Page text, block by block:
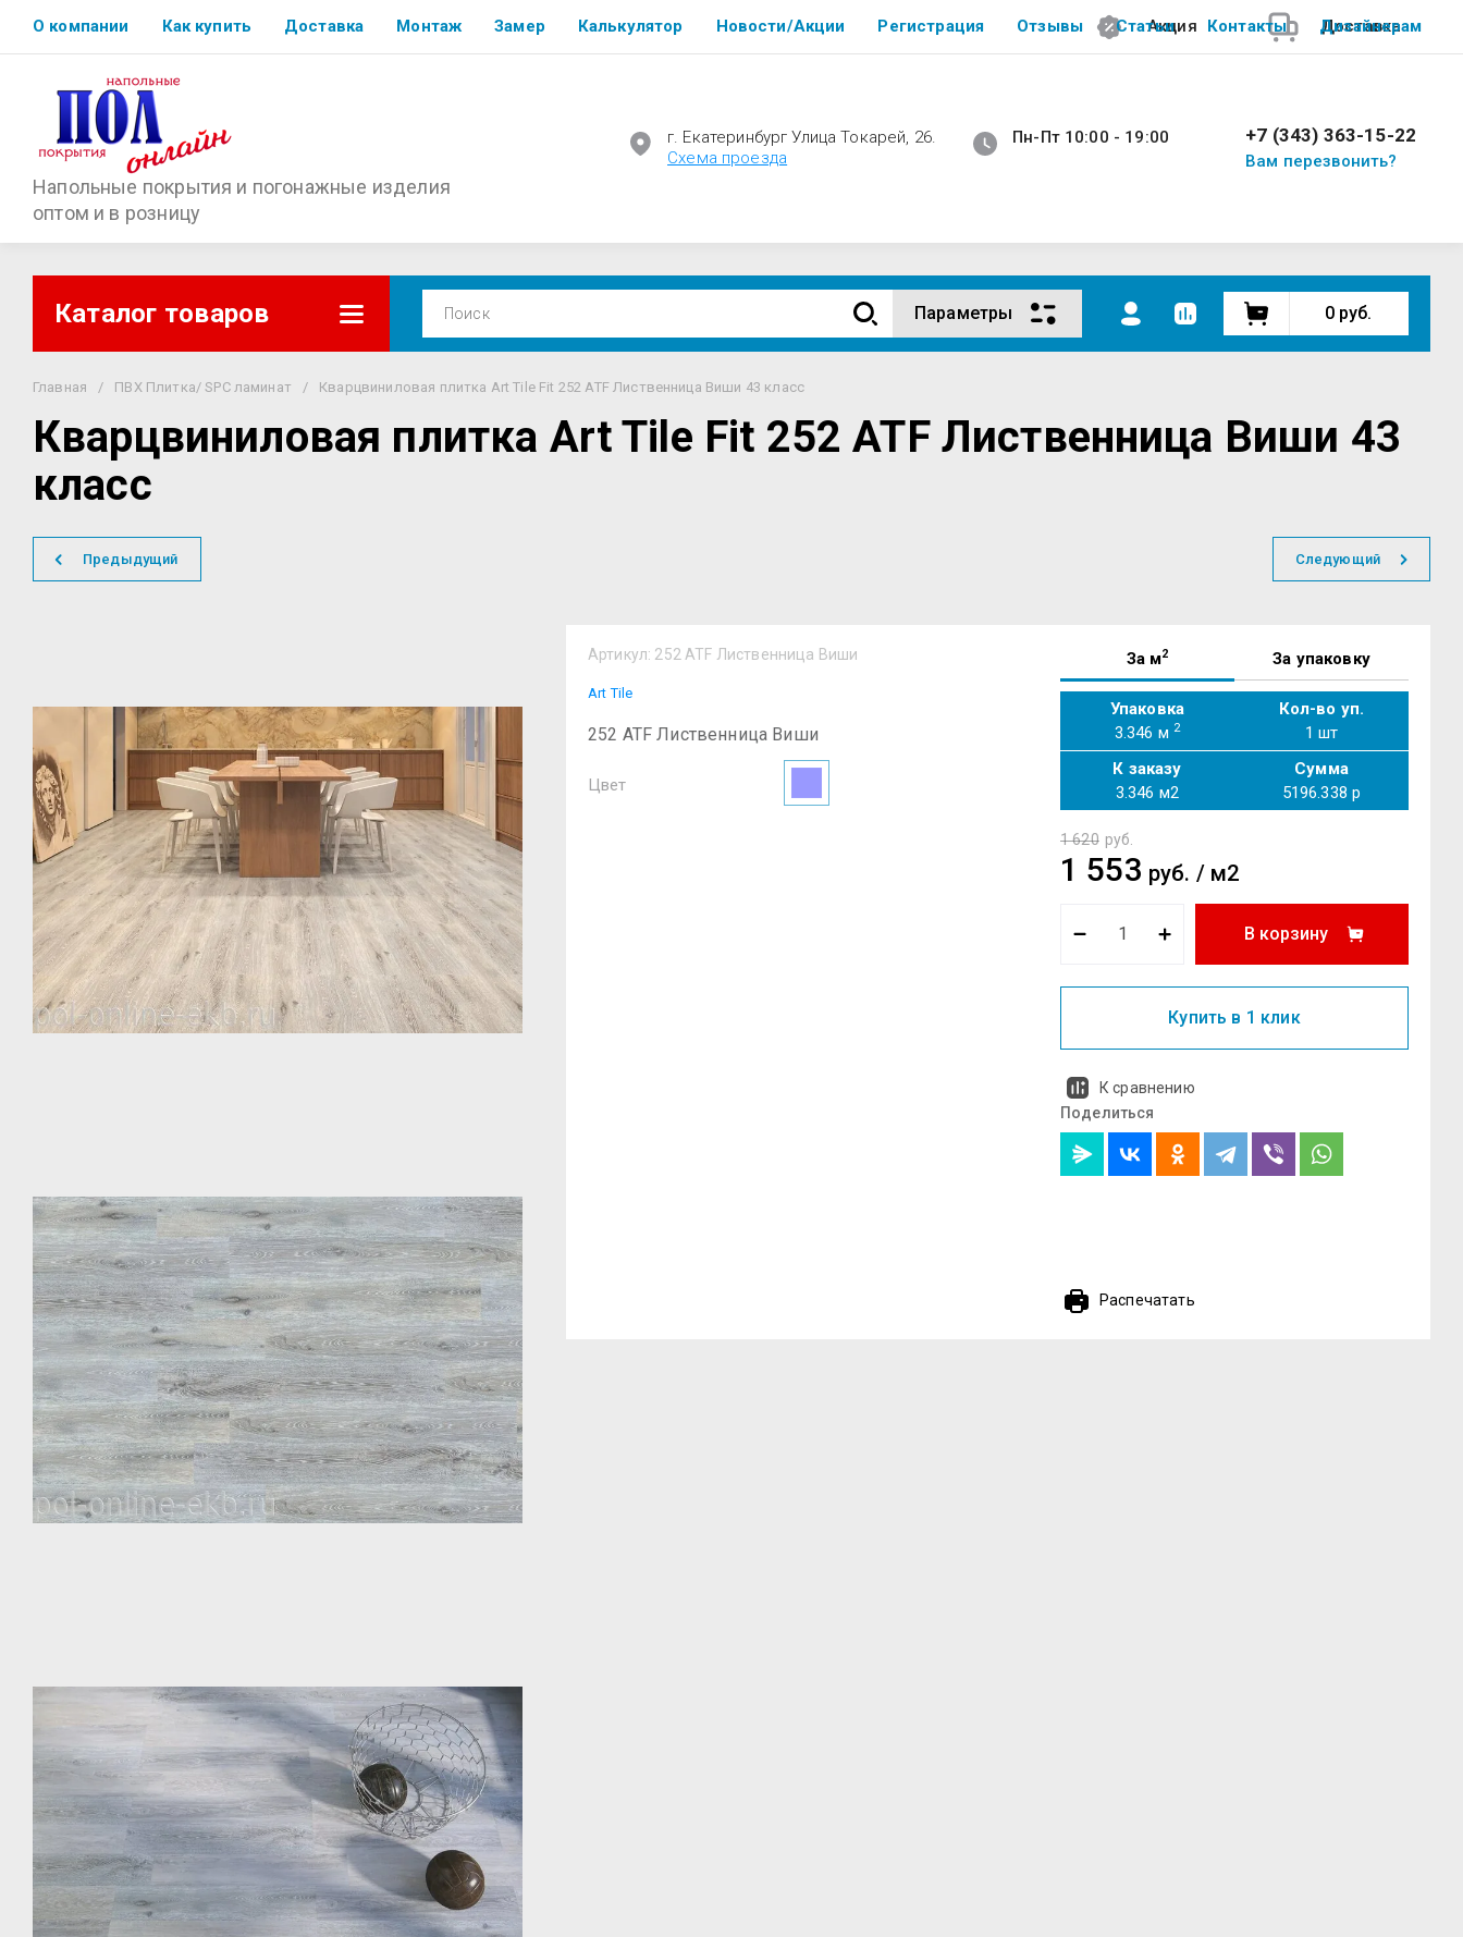
О компании Как купить Доставка Монтаж Замер Калькулятор Новости/Акции Регистрация Отзывы Статьи Контакты Дизайнерам
Акция Доставка
Напольные покрытия и погонажные изделия
оптом и в розницу
г. Екатеринбург Улица Токарей, 26.
Cхема проезда
Пн-Пт 10:00 - 19:00 +7 (343) 363-15-22
Вам перезвонить?
Каталог товаров Параметры 0 руб.
Главная / ПВХ Плитка/ SPC ламинат / Кварцвиниловая плитка Art Tile Fit 252 ATF Лиственница Виши 43 класс
Кварцвиниловая плитка Art Tile Fit 252 ATF Лиственница Виши 43
класс
Предыдущий Следующий
Артикул: 252 ATF Лиственница Виши
Art Tile
252 ATF Лиственница Виши
Цвет
За м2 За упаковку
Упаковка
3.346 м 2
Кол-во уп.
1 шт
К заказу
3.346 м2
Сумма
5196.338 р
1 620 руб.
1 553 руб. / м2
В корзину
Купить в 1 клик
К сравнению
Поделиться
Распечатать